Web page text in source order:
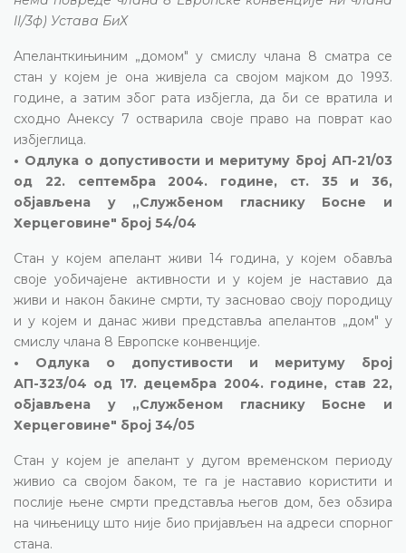
II/3ф) Устава БиХ
Апеланткињиним „домом" у смислу члана 8 сматра се
стан у којем је она живјела са својом мајком до 1993.
године, а затим због рата избјегла, да би се вратила и
сходно Анексу 7 остварила своје право на поврат као
избјеглица.
• Одлука о допустивости и меритуму број АП-21/03
од 22. септембра 2004. године, ст. 35 и 36,
објављена у „Службеном гласнику Босне и
Херцеговине" број 54/04
Стан у којем апелант живи 14 година, у којем обавља
своје уобичајене активности и у којем је наставио да
живи и након бакине смрти, ту засновао своју породицу
и у којем и данас живи представља апелантов „дом" у
смислу члана 8 Европске конвенције.
• Одлука о допустивости и меритуму број
АП-323/04 од 17. децембра 2004. године, став 22,
објављена у „Службеном гласнику Босне и
Херцеговине" број 34/05
Стан у којем је апелант у дугом временском периоду
живио са својом баком, те га је наставио користити и
послије њене смрти представља његов дом, без обзира
на чињеницу што није био пријављен на адреси спорног
стана.